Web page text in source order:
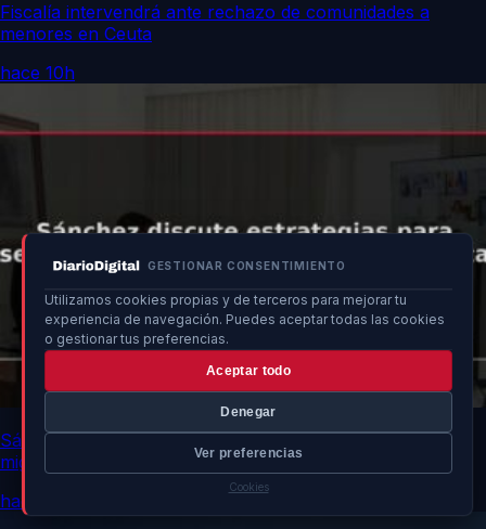
GESTIONAR CONSENTIMIENTO
Utilizamos cookies propias y de terceros para mejorar tu
experiencia de navegación. Puedes aceptar todas las cookies
o gestionar tus preferencias.
Aceptar todo
Denegar
Ver preferencias
Cookies
Fiscalía intervendrá ante rechazo de comunidades a
menores en Ceuta
hace 10h
Sánchez discute estrategias para seguridad y ayuda
migratoria en Ceuta
hace 10h